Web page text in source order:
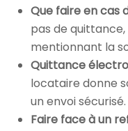
Que faire en cas
pas de
mentionnant la
Quittance
locataire donne
un envoi sécurisé.
Faire face à un